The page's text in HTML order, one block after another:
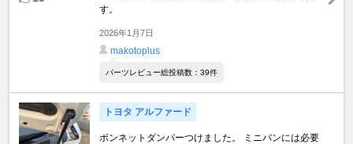
す。
2026年1月7日
makotoplus
パーツレビュー総投稿数：39件
トヨタ アルファード
ボンネットダンパーつけました。 ミニバンには必要